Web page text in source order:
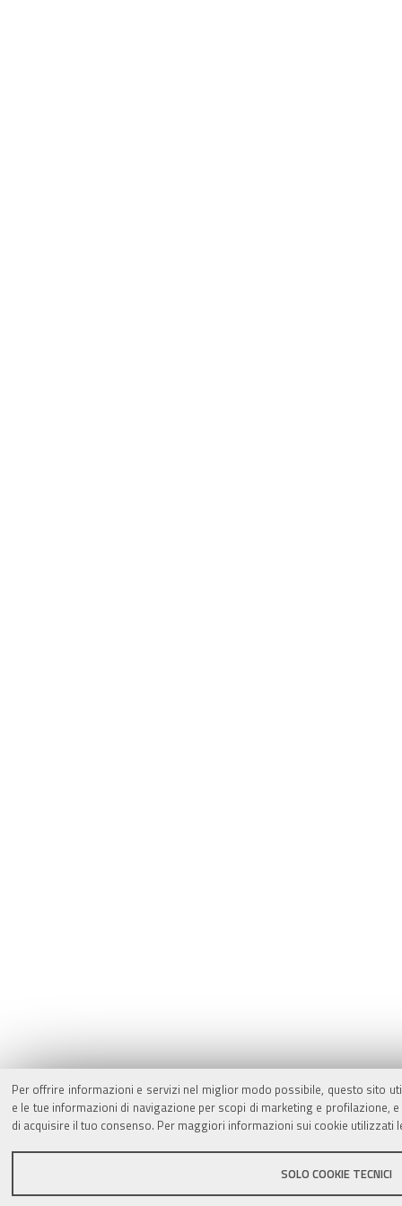
Per offrire informazioni e servizi nel miglior modo possibile, questo sito
e le tue informazioni di navigazione per scopi di marketing e
di acquisire il tuo consenso. Per maggiori informazioni sui cookie utilizzati
SOLO COOKIE TECNICI